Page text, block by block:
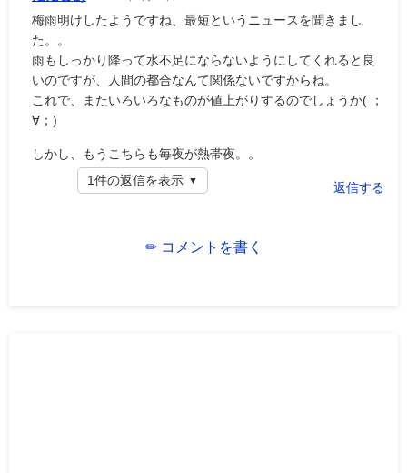
梅雨明けしたようですね、最短というニュースを聞きまし
た。。
雨もしっかり降って水不足にならないようにしてくれると良
いのですが、人間の都合なんて関係ないですからね。
これで、またいろいろなものが値上がりするのでしょうか( ；
∀；)
しかし、もうこちらも毎夜が熱帯夜。。
返信する
1件の返信を表示
✏ コメントを書く